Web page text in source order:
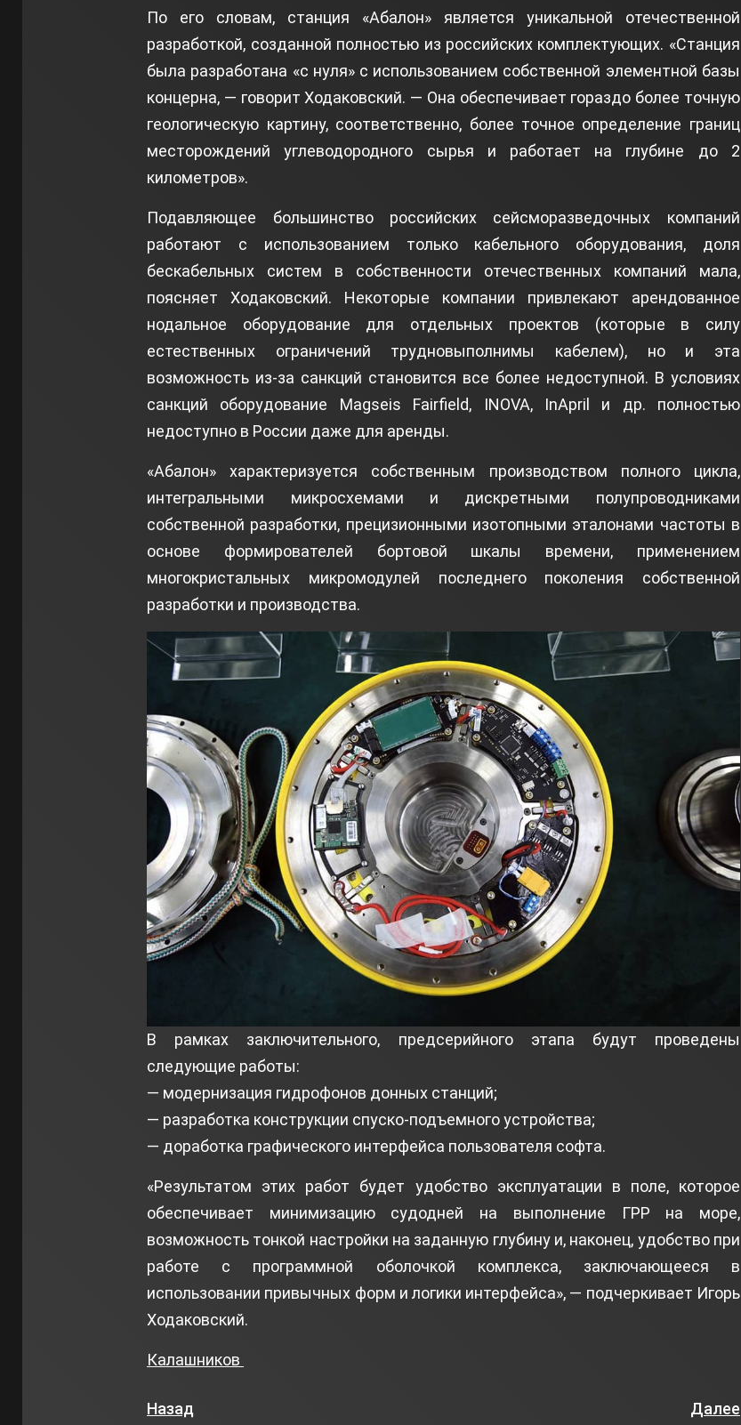
По его словам, станция «Абалон» является уникальной отечественной
разработкой, созданной полностью из российских комплектующих. «Станция
была разработана «с нуля» с использованием собственной элементной базы
концерна, — говорит Ходаковский. — Она обеспечивает гораздо более точную
геологическую картину, соответственно, более точное определение границ
месторождений углеводородного сырья и работает на глубине до 2
километров».
Подавляющее большинство российских сейсморазведочных компаний
работают с использованием только кабельного оборудования, доля
бескабельных систем в собственности отечественных компаний мала,
поясняет Ходаковский. Некоторые компании привлекают арендованное
нодальное оборудование для отдельных проектов (которые в силу
естественных ограничений трудновыполнимы кабелем), но и эта
возможность из-за санкций становится все более недоступной. В условиях
санкций оборудование Magseis Fairfield, INOVA, InApril и др. полностью
недоступно в России даже для аренды.
«Абалон» характеризуется собственным производством полного цикла,
интегральными микросхемами и дискретными полупроводниками
собственной разработки, прецизионными изотопными эталонами частоты в
основе формирователей бортовой шкалы времени, применением
многокристальных микромодулей последнего поколения собственной
разработки и производства.
В рамках заключительного, предсерийного этапа будут проведены
следующие работы:
— модернизация гидрофонов донных станций;
— разработка конструкции спуско-подъемного устройства;
— доработка графического интерфейса пользователя софта.
«Результатом этих работ будет удобство эксплуатации в поле, которое
обеспечивает минимизацию судодней на выполнение ГРР на море,
возможность тонкой настройки на заданную глубину и, наконец, удобство при
работе с программной оболочкой комплекса, заключающееся в
использовании привычных форм и логики интерфейса», — подчеркивает Игорь
Ходаковский.
Калашников
Назад
Далее